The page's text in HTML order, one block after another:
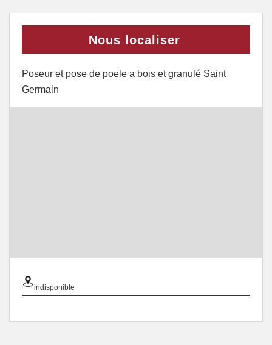
Nous localiser
Poseur et pose de poele a bois et granulé Saint
Germain
indisponible